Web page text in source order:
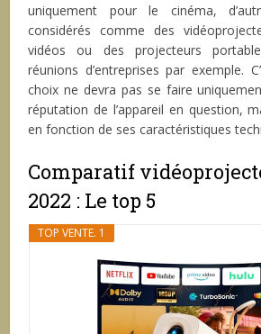
uniquement pour le cinéma,
considérés comme des
vidéos ou des projecteurs
réunions d’entreprises par exemple.
choix ne devra pas se faire
réputation de l’appareil en question,
en fonction de ses caractéristiques
Comparatif
2022 : Le top 5
TOP VENTE. 1